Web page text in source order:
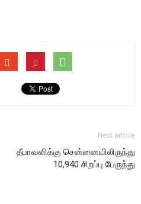
Next article
தீபாவளிக்கு சென்னையிலிருந்து
10,940 சிறப்பு பேருந்து